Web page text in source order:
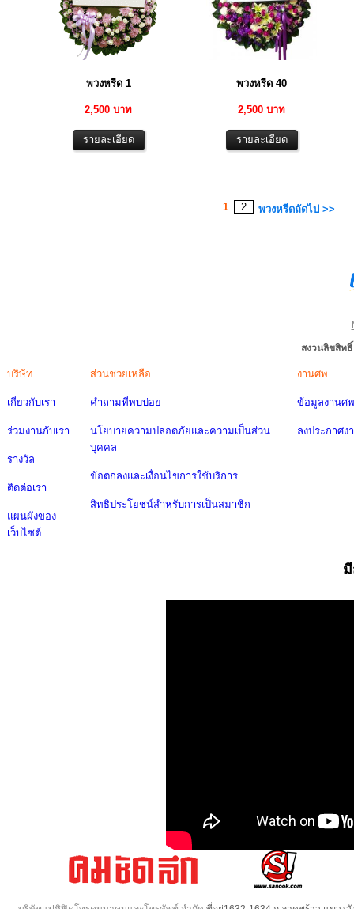
พวงหรีด 1
2,500 บาท
พวงหรีด 40
2,500 บาท
1 2 พวงหรีดถัดไป >>
สงวนลิขสิท
บริษัท
เกี่ยวกับเรา
ร่วมงานกับเรา
รางวัล
ติดต่อเรา
แผนผังของ
เว็บไซต์
ส่วนช่วยเหลือ
คำถามที่พบบ่อย
นโยบายความปลอดภัยและความเป็นส่วน
บุคคล
ข้อตกลงและเงื่อนไขการใช้บริการ
สิทธิประโยชน์สำหรับการเป็นสมาชิก
งานศพ
ข้อมูลงานศพ
ลงประกาศง